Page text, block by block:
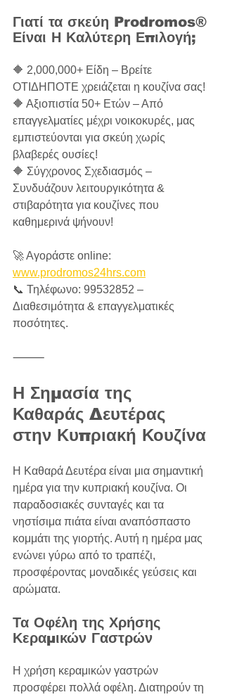
Γιατί τα σκεύη Prodromos®
Είναι Η Καλύτερη Επιλογή;
🔶 2,000,000+ Είδη – Βρείτε
ΟΤΙΔΗΠΟΤΕ χρειάζεται η κουζίνα σας!
🔶 Αξιοπιστία 50+ Ετών – Από
επαγγελματίες μέχρι νοικοκυρές, μας
εμπιστεύονται για σκεύη χωρίς
βλαβερές ουσίες!
🔶 Σύγχρονος Σχεδιασμός –
Συνδυάζουν λειτουργικότητα &
στιβαρότητα για κουζίνες που
καθημερινά ψήνουν!
🚀 Αγοράστε online:
www.prodromos24hrs.com
📞 Τηλέφωνο: 99532852 –
Διαθεσιμότητα & επαγγελματικές
ποσότητες.
⸻
Η Σημασία της
Καθαράς Δευτέρας
στην Κυπριακή Κουζίνα
Η Καθαρά Δευτέρα είναι μια σημαντική
ημέρα για την κυπριακή κουζίνα. Οι
παραδοσιακές συνταγές και τα
νηστίσιμα πιάτα είναι αναπόσπαστο
κομμάτι της γιορτής. Αυτή η ημέρα μας
ενώνει γύρω από το τραπέζι,
προσφέροντας μοναδικές γεύσεις και
αρώματα.
Τα Οφέλη της Χρήσης
Κεραμικών Γαστρών
Η χρήση κεραμικών γαστρών
προσφέρει πολλά οφέλη. Διατηρούν τη